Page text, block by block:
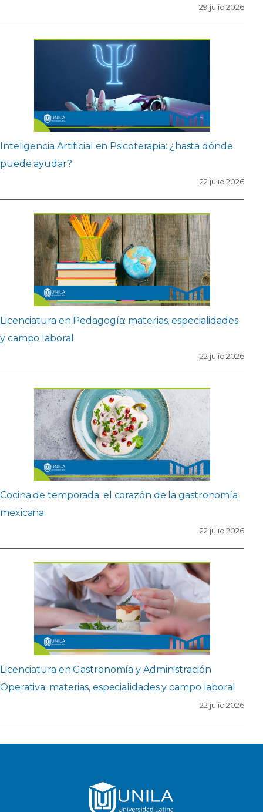
29 julio 2026
Inteligencia Artificial en Psicoterapia: ¿hasta dónde
puede ayudar?
22 julio 2026
Licenciatura en Pedagogía: materias, especialidades
y campo laboral
22 julio 2026
Cocina de temporada: el corazón de la gastronomía
mexicana
22 julio 2026
Licenciatura en Gastronomía y Administración
Operativa: materias, especialidades y campo laboral
22 julio 2026